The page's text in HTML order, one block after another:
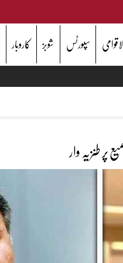
سپورٹس شوبز کاروبار
طنزیہ وار